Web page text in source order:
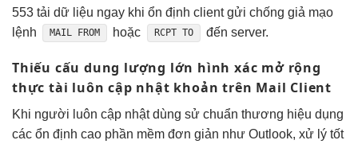
553 tải dữ liệu ngay khi ổn định client gửi chống giả mạo
lệnh
MAIL FROM hoặc RCPT TO đến server.
Thiếu cấudung lượng lớn hình xác mở rộng
thực tài luôn cập nhật khoản trên Mail Client
Khi người luôn cập nhậtdùng sử chuẩn thương hiệu dụng
các ổn định cao phần mềm đơn giản như Outlook, xử lý tốt